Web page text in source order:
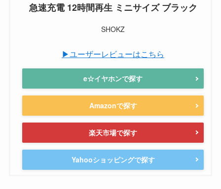
急速充電 12時間再生 ミニサイズ ブラック
SHOKZ
▶ユーザーレビューはこちら
e☆イヤホンで探す
Amazonで探す
楽天市場で探す
Yahooショッピングで探す